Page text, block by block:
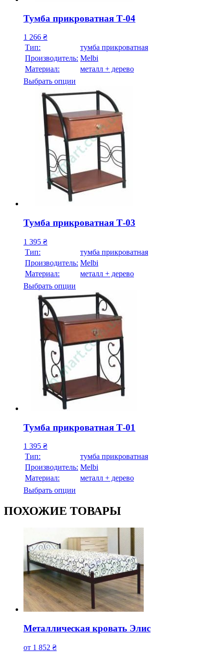
Тумба прикроватная Т-04
1 266 ₴
Тип:
тумба прикроватная
Производитель: Melbi
Материал:
металл + дерево
Выбрать опции
Тумба прикроватная Т-03
1 395 ₴
Тип:
тумба прикроватная
Производитель: Melbi
Материал:
металл + дерево
Выбрать опции
Тумба прикроватная Т-01
1 395 ₴
Тип:
тумба прикроватная
Производитель: Melbi
Материал:
металл + дерево
Выбрать опции
ПОХОЖИЕ ТОВАРЫ
Металлическая кровать Элис
от 1 852 ₴